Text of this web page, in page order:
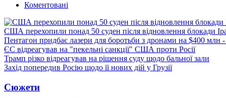
Коментовані
США перехопили понад 50 суден після відновлення блокади
Пентагон придбає лазери для боротьби з дронами на $400 млн
ЄС відреагував на "пекельні санкції" США проти Росії
Трамп різко відреагував на рішення суду щодо бальної зали
Захід попередив Росію щодо її нових дій у Грузії
Сюжети